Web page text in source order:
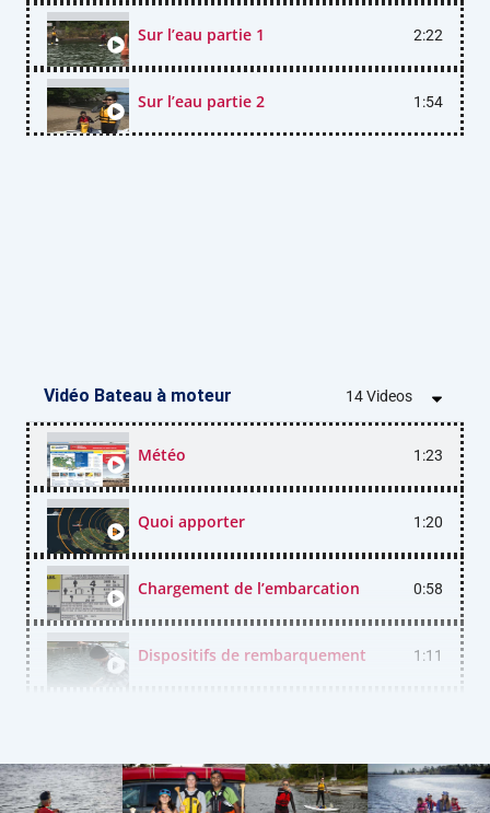
Sur l’eau partie 1 2:22
Sur l’eau partie 2 1:54
Vidéo Bateau à moteur 14 Videos
Météo 1:23
Quoi apporter 1:20
Chargement de l’embarcation 0:58
Dispositifs de rembarquement 1:11
Règles de route 1:19